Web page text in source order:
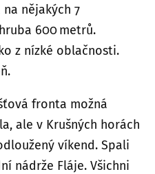
nějakých 7
600 metrů.
z nízké oblačnosti.
fronta možná
ale v Krušných horách
víkend. Spali
nádrže Fláje. Všichni